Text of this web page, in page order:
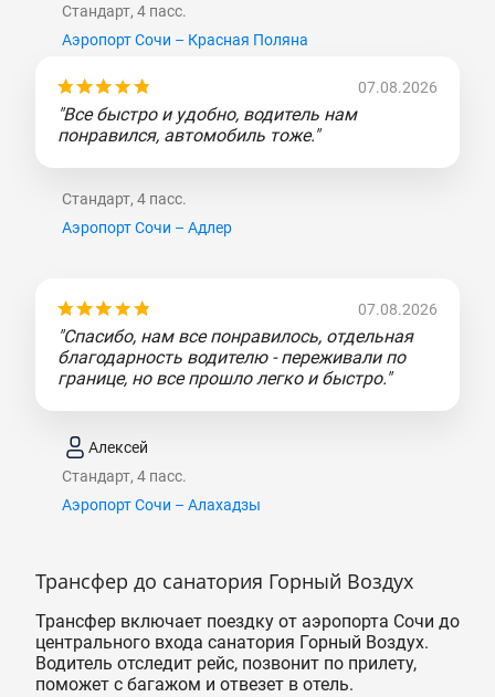
Стандарт, 4 пасс.
Аэропорт Сочи – Красная Поляна
07.08.2026
"Все быстро и удобно, водитель нам
понравился, автомобиль тоже."
Стандарт, 4 пасс.
Аэропорт Сочи – Адлер
07.08.2026
"Спасибо, нам все понравилось, отдельная
благодарность водителю - переживали по
границе, но все прошло легко и быстро."
Алексей
Стандарт, 4 пасс.
Аэропорт Сочи – Алахадзы
Трансфер до санатория Горный Воздух
Трансфер включает поездку от аэропорта Сочи до
центрального входа санатория Горный Воздух.
Водитель отследит рейс, позвонит по прилету,
поможет с багажом и отвезет в отель.